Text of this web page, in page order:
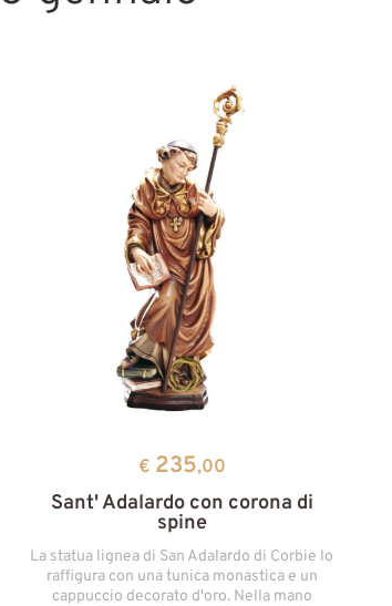
€235,00
Sant' Adalardo con corona di
spine
La statua lignea di San Adalardo di Corbie lo
raffigura con una tunica monastica e un
cappuccio decorato d'oro. Nella mano